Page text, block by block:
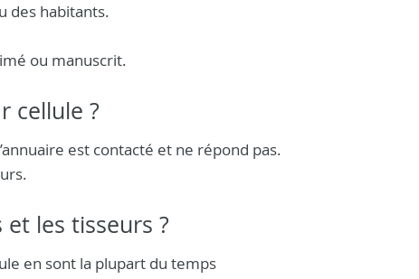
des habitants.
ou manuscrit.
cellule ?
est contacté et ne répond pas.
les tisseurs ?
en sont la plupart du temps